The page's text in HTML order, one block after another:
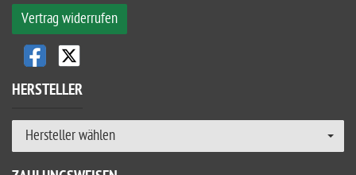
Vertrag widerrufen
HERSTELLER
Hersteller wählen